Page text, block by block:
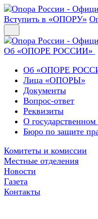
Вступить в «ОПОРУ»
Об «ОПОРЕ РОССИИ»
Об «ОПОРЕ
Лица «ОПОРЫ»
Документы
Вопрос-ответ
Реквизиты
О государственном
Бюро по защите
Комитеты и комиссии
Местные отделения
Новости
Газета
Контакты